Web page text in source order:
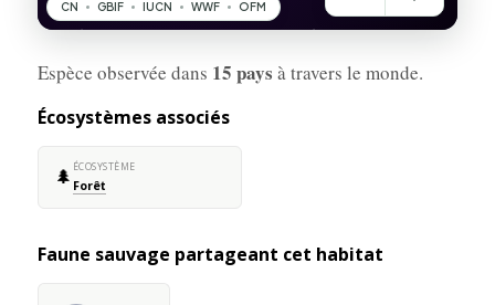
Espèce observée dans 15 pays à travers le monde.
Écosystèmes associés
🌲 ÉCOSYSTÈME
Forêt
Faune sauvage partageant cet habitat